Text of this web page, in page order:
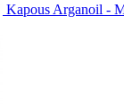
Kapous Arganoil -